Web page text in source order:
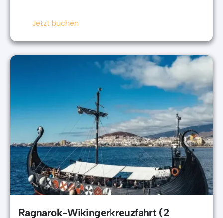
Jetzt buchen
Ragnarok-Wikingerkreuzfahrt (2